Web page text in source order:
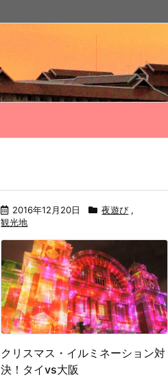
2016年12月20日 夜遊び ,
観光地
クリスマス・イルミネーション対
決！タイvs大阪